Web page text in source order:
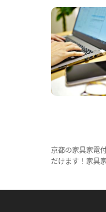
京都の家具家電
だけます！家具